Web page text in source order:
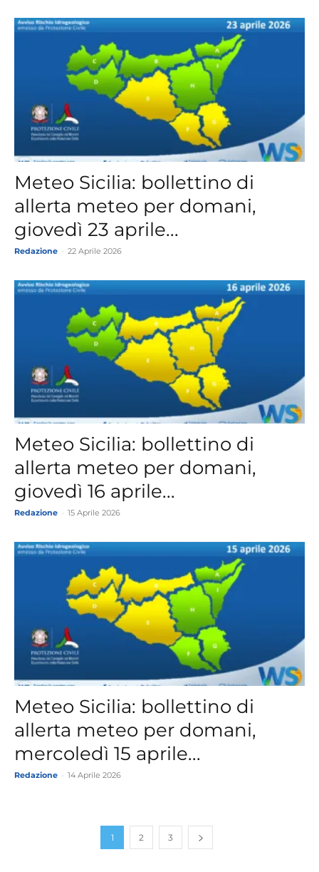
Meteo Sicilia: bollettino di
allerta meteo per domani,
giovedì 23 aprile...
Redazione 22 Aprile 2026
Meteo Sicilia: bollettino di
allerta meteo per domani,
giovedì 16 aprile...
Redazione 15 Aprile 2026
Meteo Sicilia: bollettino di
allerta meteo per domani,
mercoledì 15 aprile...
Redazione 14 Aprile 2026
1 2 3